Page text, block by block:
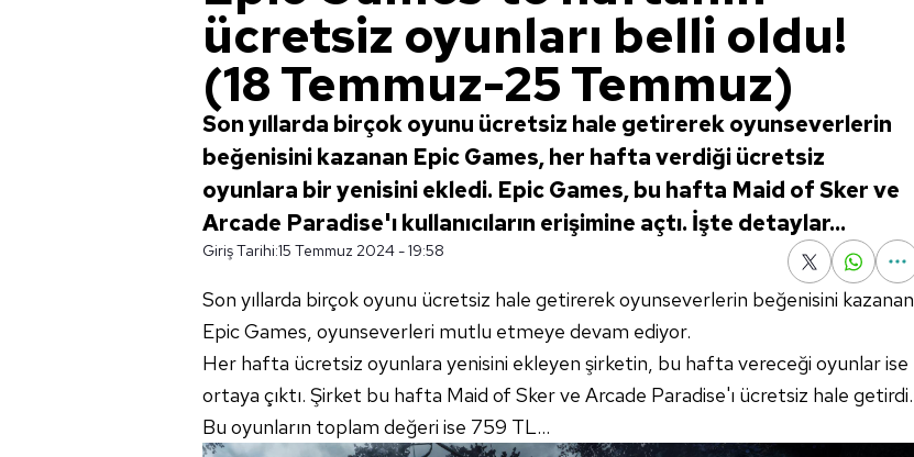
ücretsiz oyunları belli oldu!
(18 Temmuz-25 Temmuz)
Son yıllarda birçok oyunu ücretsiz hale getirerek oyunseverlerin
beğenisini kazanan Epic Games, her hafta verdiği ücretsiz
oyunlara bir yenisini ekledi. Epic Games, bu hafta Maid of Sker ve
Arcade Paradise'ı kullanıcıların erişimine açtı. İşte detaylar...
Giriş Tarihi:15 Temmuz 2024 - 19:58
Son yıllarda birçok oyunu ücretsiz hale getirerek oyunseverlerin beğenisini kazanan
Epic Games, oyunseverleri mutlu etmeye devam ediyor.
Her hafta ücretsiz oyunlara yenisini ekleyen şirketin, bu hafta vereceği oyunlar ise
ortaya çıktı. Şirket bu hafta Maid of Sker ve Arcade Paradise'ı ücretsiz hale getirdi.
Bu oyunların toplam değeri ise 759 TL...